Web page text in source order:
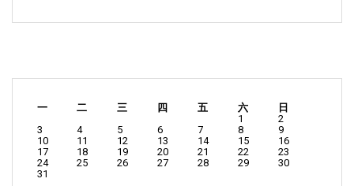
一 二 三 四 五 六
日
1
2
3
4 5 6 7 8
9
10
11 12 13 14 15
16
17
18 19 20 21 22
23
24
25 26 27 28 29
30
31